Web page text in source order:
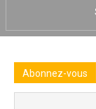
Abonnez-vous